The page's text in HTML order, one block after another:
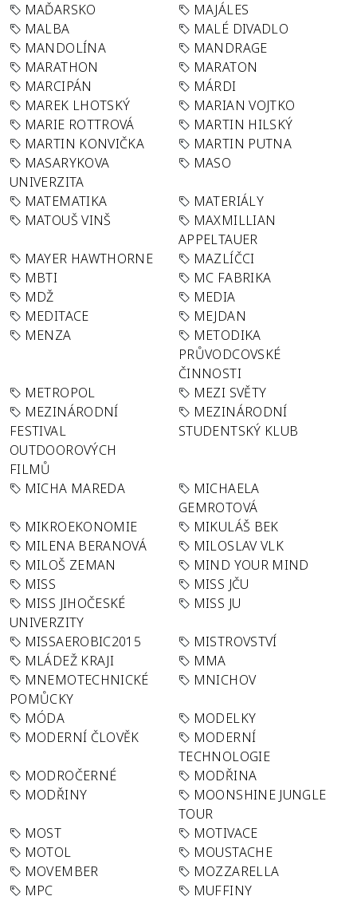
MAĎARSKO
MAJÁLES
MALBA
MALÉ DIVADLO
MANDOLÍNA
MANDRAGE
MARATHON
MARATON
MARCIPÁN
MÁRDI
MAREK LHOTSKÝ
MARIAN VOJTKO
MARIE ROTTROVÁ
MARTIN HILSKÝ
MARTIN KONVIČKA
MARTIN PUTNA
MASARYKOVA
UNIVERZITA
MASO
MATEMATIKA
MATERIÁLY
MATOUŠ VINŠ
MAXMILLIAN
APPELTAUER
MAYER HAWTHORNE
MAZLÍČCI
MBTI
MC FABRIKA
MDŽ
MEDIA
MEDITACE
MEJDAN
MENZA
METODIKA
PRŮVODCOVSKÉ
ČINNOSTI
METROPOL
MEZI SVĚTY
MEZINÁRODNÍ
FESTIVAL
OUTDOOROVÝCH
FILMŮ
MEZINÁRODNÍ
STUDENTSKÝ KLUB
MICHA MAREDA
MICHAELA
GEMROTOVÁ
MIKROEKONOMIE
MIKULÁŠ BEK
MILENA BERANOVÁ
MILOSLAV VLK
MILOŠ ZEMAN
MIND YOUR MIND
MISS
MISS JČU
MISS JIHOČESKÉ
UNIVERZITY
MISS JU
MISSAEROBIC2015
MISTROVSTVÍ
MLÁDEŽ KRAJI
MMA
MNEMOTECHNICKÉ
POMŮCKY
MNICHOV
MÓDA
MODELKY
MODERNÍ ČLOVĚK
MODERNÍ
TECHNOLOGIE
MODROČERNÉ
MODŘINA
MODŘINY
MOONSHINE JUNGLE
TOUR
MOST
MOTIVACE
MOTOL
MOUSTACHE
MOVEMBER
MOZZARELLA
MPC
MUFFINY